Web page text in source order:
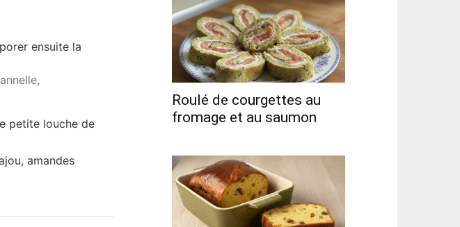
ensuite la
petite louche de
amandes
Roulé de courgettes au
fromage et au saumon